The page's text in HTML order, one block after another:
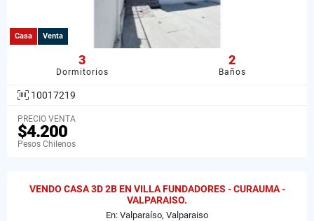
Casa Venta
3
Dormitorios
2
Baños
10017219
PRECIO VENTA
$4.200
Pesos Chilenos
VENDO CASA 3D 2B EN VILLA FUNDADORES - CURAUMA -
VALPARAISO.
En: Valparaíso, Valparaiso